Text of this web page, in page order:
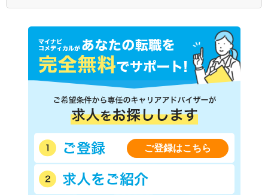
ご登録はこちら